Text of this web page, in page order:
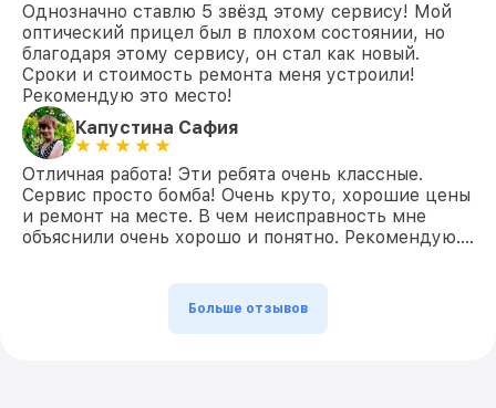
Однозначно ставлю 5 звёзд этому сервису! Мой
оптический прицел был в плохом состоянии, но
благодаря этому сервису, он стал как новый.
Сроки и стоимость ремонта меня устроили!
Рекомендую это место!
Капустина Сафия
Отличная работа! Эти ребята очень классные.
Сервис просто бомба! Очень круто, хорошие цены
и ремонт на месте. В чем неисправность мне
объяснили очень хорошо и понятно. Рекомендую….
Больше отзывов